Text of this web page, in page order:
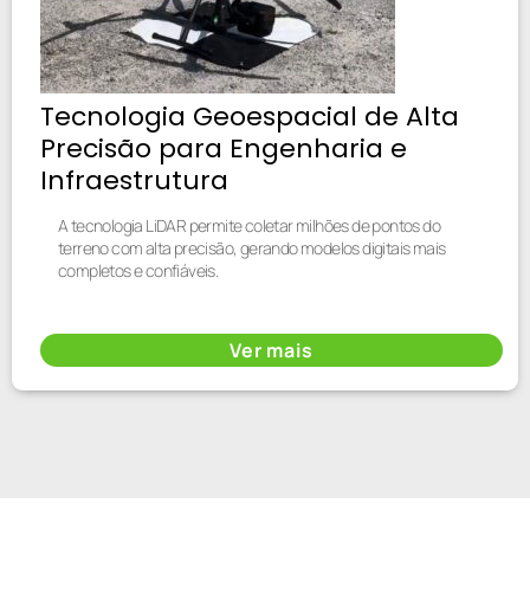
Tecnologia Geoespacial de Alta
Precisão para Engenharia e
Infraestrutura
A tecnologia LiDAR permite coletar milhões de pontos do
terreno com alta precisão, gerando modelos digitais mais
completos e confiáveis.
Ver mais